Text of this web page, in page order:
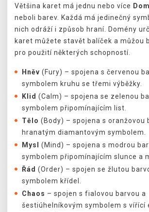
Většina karet má jednu nebo více
neboli barev. Každá má jedinečný
nich odráží i způsob hraní. Domény
karet můžete stavět balíček a můžou
pro použití některých schopností.
Hněv (Fury) – spojena s červenou
symbolem kruhu se třemi výběžky.
Klid (Calm) – spojena se zelenou
symbolem připomínajícím list.
Tělo (Body) – spojena s oranžovou
hranatým diamantovým symbolem.
Mysl (Mind) – spojena s modrou
symbolem připomínajícím slunce a
Řád (Order) – spojen se žlutou
symbolem křídel.
Chaos – spojen s fialovou barvou a
šestiúhelníkovým symbolem s vířící